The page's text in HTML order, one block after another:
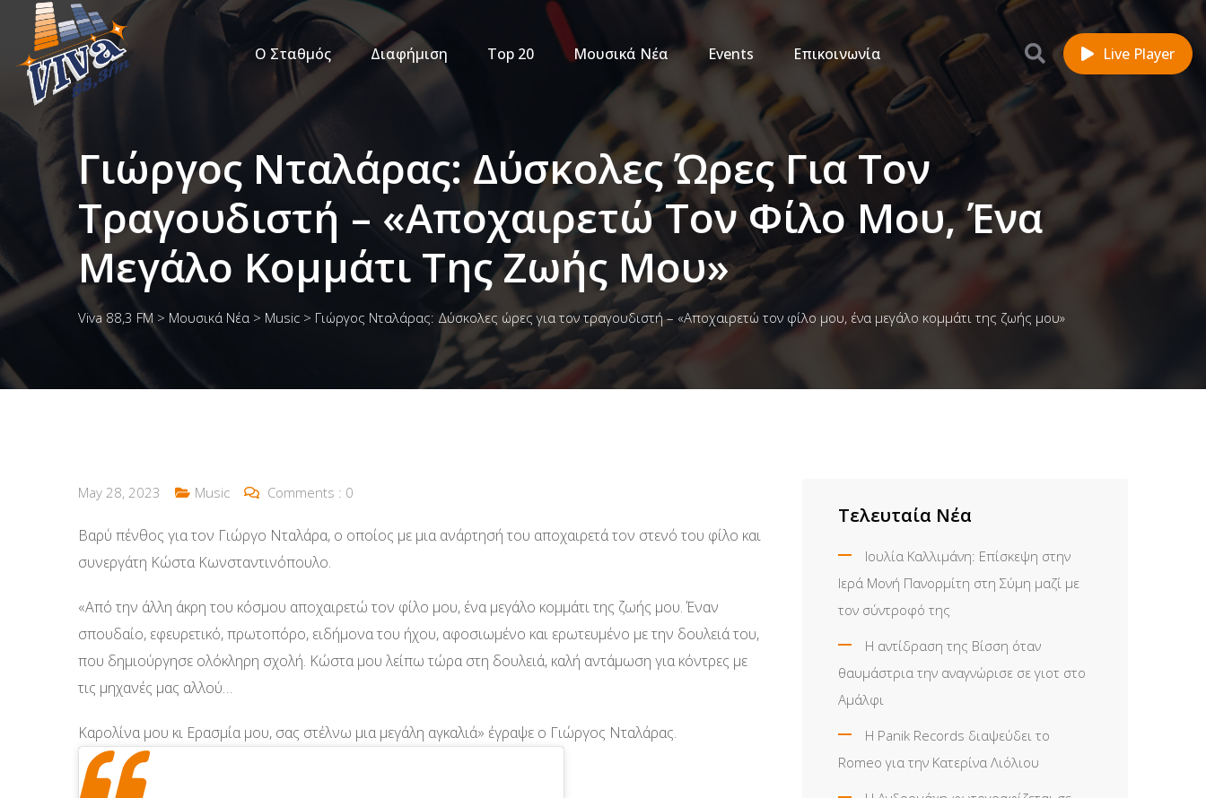
Ο Σταθμός Διαφήμιση Top 20 Μουσικά Νέα Events Επικοινωνία Live Player
Γιώργος Νταλάρας: Δύσκολες Ώρες Για Τον
Τραγουδιστή – «Αποχαιρετώ Τον Φίλο Μου, Ένα
Μεγάλο Κομμάτι Της Ζωής Μου»
Viva 88,3 FM > Μουσικά Νέα > Music > Γιώργος Νταλάρας: Δύσκολες ώρες για τον τραγουδιστή – «Αποχαιρετώ τον φίλο μου, ένα μεγάλο κομμάτι της ζωής μου»
May 28, 2023 Music Comments : 0
Βαρύ πένθος για τον Γιώργο Νταλάρα, ο οποίος με μια ανάρτησή του αποχαιρετά τον στενό του φίλο και
συνεργάτη Κώστα Κωνσταντινόπουλο.
«Από την άλλη άκρη του κόσμου αποχαιρετώ τον φίλο μου, ένα μεγάλο κομμάτι της ζωής μου. Έναν
σπουδαίο, εφευρετικό, πρωτοπόρο, ειδήμονα του ήχου, αφοσιωμένο και ερωτευμένο με την δουλειά του,
που δημιούργησε ολόκληρη σχολή. Κώστα μου λείπω τώρα στη δουλειά, καλή αντάμωση για κόντρες με
τις μηχανές μας αλλού…
Καρολίνα μου κι Ερασμία μου, σας στέλνω μια μεγάλη αγκαλιά» έγραψε ο Γιώργος Νταλάρας.
Τελευταία Νέα
Ιουλία Καλλιμάνη: Επίσκεψη στην
Ιερά Μονή Πανορμίτη στη Σύμη μαζί με
τον σύντροφό της
Η αντίδραση της Βίσση όταν
θαυμάστρια την αναγνώρισε σε γιοτ στο
Αμάλφι
Η Panik Records διαψεύδει το
Romeo για την Κατερίνα Λιόλιου